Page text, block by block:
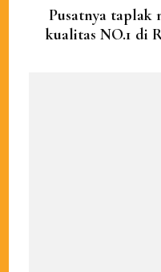
Pusatnya taplak
kualitas NO.1 di